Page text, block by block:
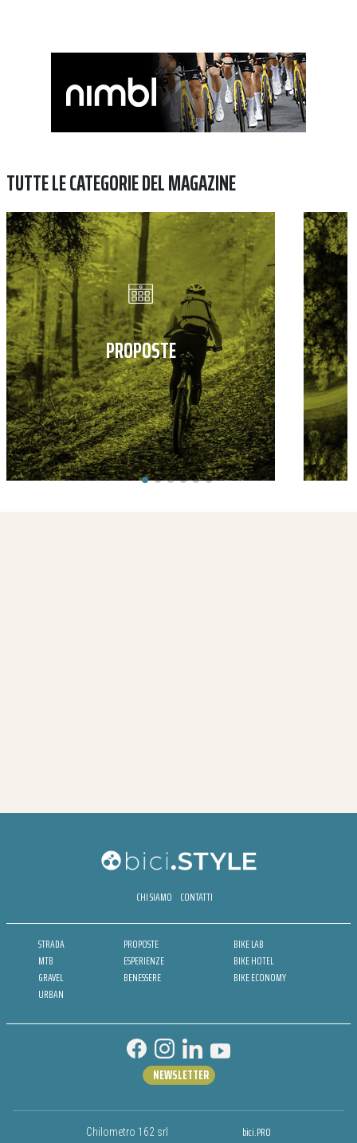
TUTTE LE CATEGORIE DEL MAGAZINE
PROPOSTE
CHI SIAMO CONTATTI
STRADA
MTB
GRAVEL
URBAN
PROPOSTE
ESPERIENZE
BENESSERE
BIKE LAB
BIKE HOTEL
BIKE ECONOMY
Chilometro 162 srl bici.PRO
NEWSLETTER